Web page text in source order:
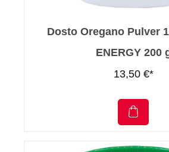
Dosto Oregano Pulver
ENERGY 200
13,50 €*